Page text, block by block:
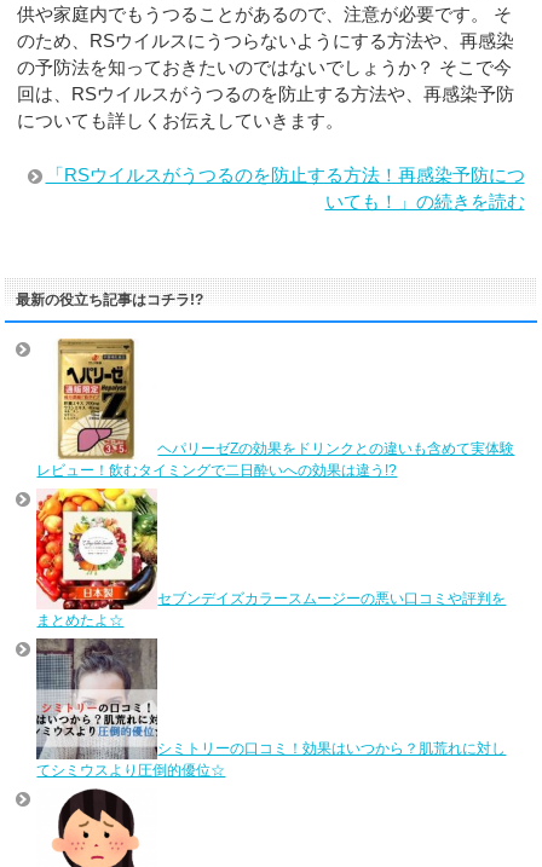
供や家庭内でもうつることがあるので、注意が必要です。 そ
のため、RSウイルスにうつらないようにする方法や、再感染
の予防法を知っておきたいのではないでしょうか？ そこで今
回は、RSウイルスがうつるのを防止する方法や、再感染予防
についても詳しくお伝えしていきます。
「RSウイルスがうつるのを防止する方法！再感染予防につ
いても！」の続きを読む
最新の役立ち記事はコチラ!?
ヘパリーゼZの効果をドリンクとの違いも含めて実体験
レビュー！飲むタイミングで二日酔いへの効果は違う!?
セブンデイズカラースムージーの悪い口コミや評判を
まとめたよ☆
シミトリーの口コミ！効果はいつから？肌荒れに対し
てシミウスより圧倒的優位☆